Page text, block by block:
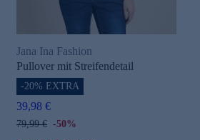
Jana Ina Fashion
Pullover mit Streifendetail
-20% EXTRA
39,98 €
79,99 € -50%